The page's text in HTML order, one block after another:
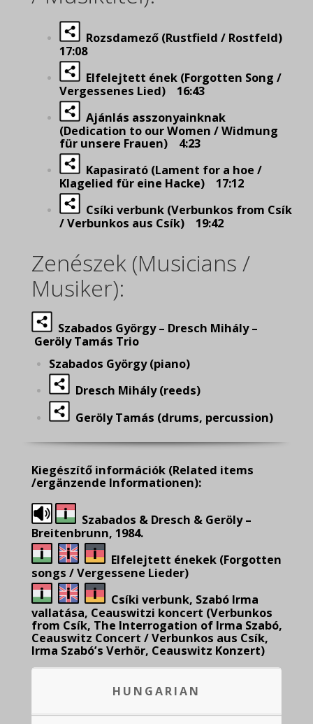
Rozsdamező (Rustfield / Rostfeld)
17:08
Elfelejtett ének (Forgotten Song /
Vergessenes Lied) 16:43
Ajánlás asszonyainknak
(Dedication to our Women / Widmung
für unsere Frauen) 4:23
Kapasirató (Lament for a hoe /
Klagelied für eine Hacke) 17:12
Csíki verbunk (Verbunkos from Csík
/ Verbunkos aus Csík) 19:42
Zenészek (Musicians /
Musiker):
Szabados György – Dresch Mihály–
Geröly Tamás Trio
Szabados György (piano)
Dresch Mihály (reeds)
Geröly Tamás (drums, percussion)
Kiegészítő információk (Related items
/ergänzende Informationen):
Szabados & Dresch & Geröly –
Breitenbrunn, 1984.
Elfelejtett énekek (Forgotten
songs / Vergessene Lieder)
Csíki verbunk, Szabó Irma
vallatása, Ceauswitzi koncert (Verbunkos
from Csík, The Interrogation of Irma Szabó,
Ceauswitz Concert / Verbunkos aus Csík,
Irma Szabó’s Verhör, Ceauswitz Konzert)
HUNGARIAN